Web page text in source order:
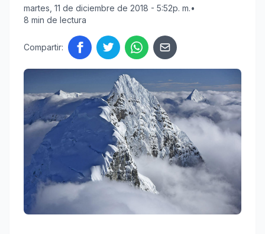
martes, 11 de diciembre de 2018 - 5:52p. m.•
8 min de lectura
Compartir: